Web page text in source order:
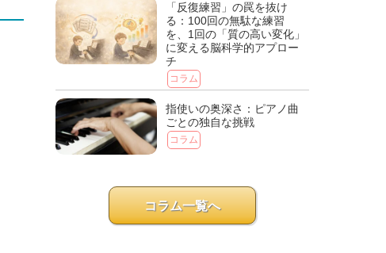
「反復練習」の罠を抜け
る：100回の無駄な練習
を、1回の「質の高い変化」
に変える脳科学的アプロー
チ
コラム
指使いの奥深さ：ピアノ曲
ごとの独自な挑戦
コラム
コラム一覧へ